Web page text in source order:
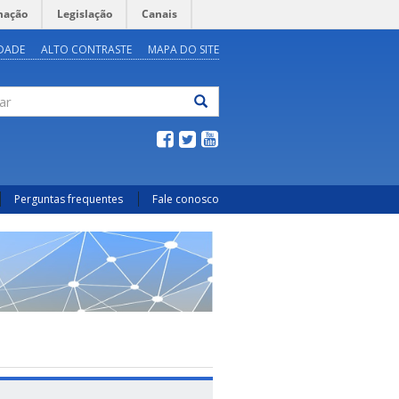
Legislação Canais
ALTO CONTRASTE MAPA DO SITE
Perguntas frequentes Fale conosco